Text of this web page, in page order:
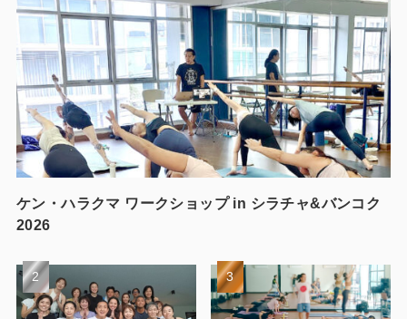
ケン・ハラクマ ワークショップ in シラチャ&バンコク
2026